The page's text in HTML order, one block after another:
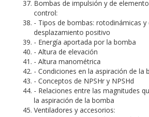
Bombas de impulsión y de
control:
- Tipos de bombas: rotodinámicas y
desplazamiento positivo
- Energía aportada por la bomba
- Altura de elevación
- Altura manométrica
- Condiciones en la aspiración de la
- Conceptos de NPSHr y NPSHd
- Relaciones entre las magnitudes
la aspiración de la bomba
Ventiladores y accesorios: